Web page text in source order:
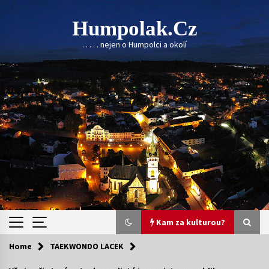
Skip
to
content
Humpolak.cz
. . . . . nejen o Humpolci a okolí
Kam za kulturou?
Kam za kulturou?
Home TAEKWONDO LACEK